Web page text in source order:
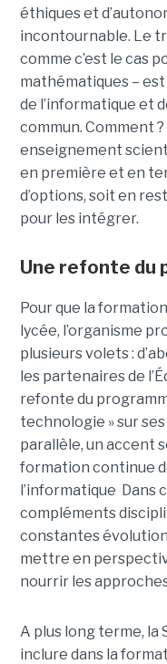
éthiques et
incontournable. Le
comme c’est le cas
mathématiques –
de l’informatique et
commun. Comment
enseignement
en première et en
d’options, soit en
pour les intégrer.
Une refonte du
Pour que la
lycée, l’organisme
plusieurs volets :
les partenaires de
refonte du
technologie » sur
parallèle, un accent
formation continue
l’informatique Dans
compléments
constantes
mettre en
nourrir les
A plus long terme, la
inclure dans la